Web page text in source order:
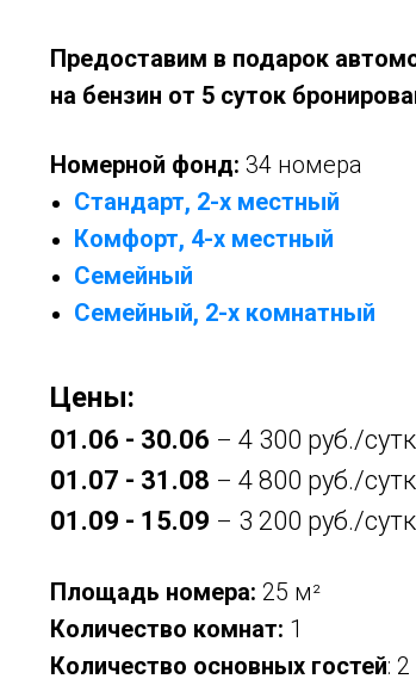
Предоставим в подарок
на бензин от 5 суток
Номерной фонд: 34 номера
Стандарт, 2-х местный
Комфорт, 4-х местный
Семейный
Семейный, 2-х комнатный
Цены:
01.06 - 30.06 – 4 300 руб./
01.07 - 31.08 – 4 800 руб./
01.09 - 15.09 – 3 200 руб./
Площадь номера: 25 м²
Количество комнат: 1
Количество основных гостей: 2